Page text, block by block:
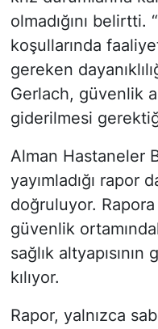
olmadığını belirtti.
koşullarında
gereken
Gerlach, güvenlik
giderilmesi
Alman Hastaneler
yayımladığı rapor
doğruluyor.
güvenlik
sağlık
kılıyor.
Rapor, yalnızca